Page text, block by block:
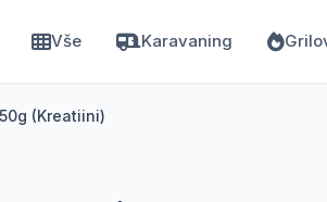
Vše Karavaning
(Kreatiini)